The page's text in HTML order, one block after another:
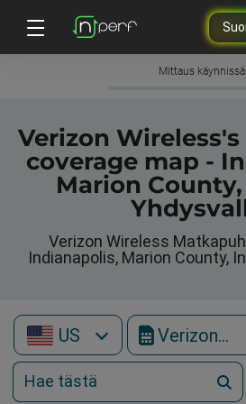
Mittaus käynnissä
Verizon Wireless's
coverage map -
Marion
Verizon Wireless
Indianapolis, Marion County,
US Verizon Wireless